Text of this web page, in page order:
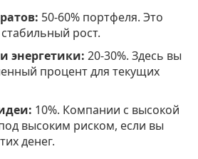
50-60% портфеля. Это
рост.
энергетики: 20-30%. Здесь вы
процент для текущих
10%. Компании с высокой
высоким риском, если вы
денег.